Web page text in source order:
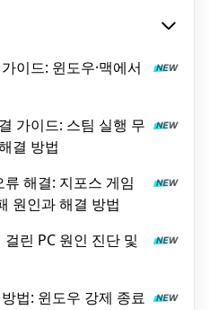
이드: 윈도우·맥에서
가이드: 스팀 실행 무
결 방법
해결: 지포스 게임
원인과 해결 방법
린 PC 원인 진단 및
법: 윈도우 강제 종료